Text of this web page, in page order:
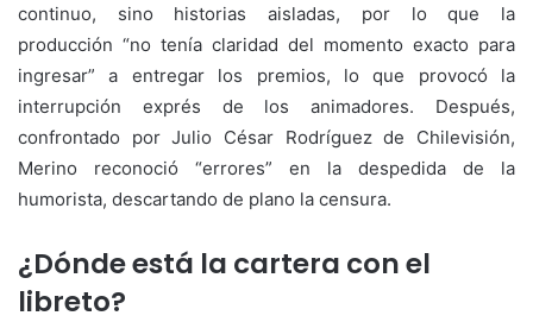
continuo, sino historias aisladas, por lo que la
producción “no tenía claridad del momento exacto para
ingresar” a entregar los premios, lo que provocó la
interrupción exprés de los animadores. Después,
confrontado por Julio César Rodríguez de Chilevisión,
Merino reconoció “errores” en la despedida de la
humorista, descartando de plano la censura.
¿Dónde está la cartera con el
libreto?